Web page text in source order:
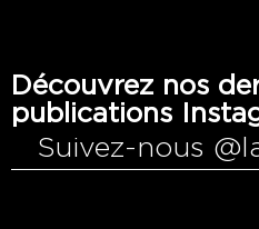
Découvrez nos
publications
Suivez-nous